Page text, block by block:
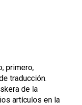
primero,
traducción.
de la
artículos en la